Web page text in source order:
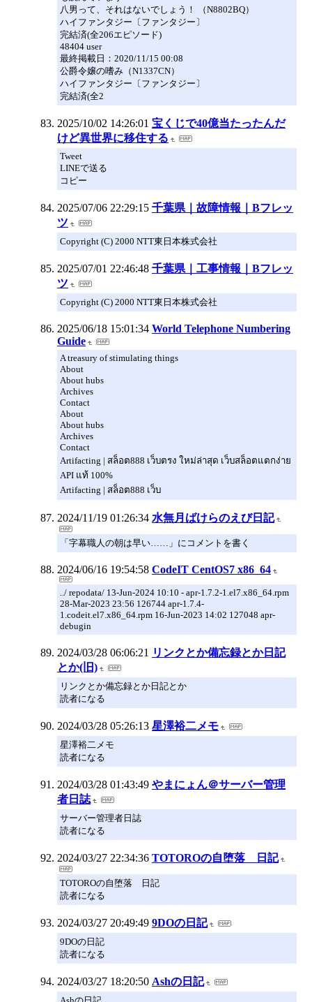
八男って、それはないでしょう！ （N8802BQ）
ハイファンタジー〔ファンタジー〕
完結済(全206エピソード)
48404 user
最終掲載日：2020/11/15 00:08
公爵令嬢の嗜み（N1337CN）
ハイファンタジー〔ファンタジー〕
完結済(全2
2025/10/02 14:26:01 宝くじで40億当たったんだ
けど異世界に移住する
Tweet
LINEで送る
コピー
2025/07/06 22:29:15 千葉県｜故障情報｜Bフレッ
ツ
Copyright (C) 2000 NTT東日本株式会社
2025/07/01 22:46:48 千葉県｜工事情報｜Bフレッ
ツ
Copyright (C) 2000 NTT東日本株式会社
2025/06/18 15:01:34 World Telephone Numbering
Guide
A treasury of stimulating things
About
About hubs
Archives
Contact
About
About hubs
Archives
Contact
Artifacting | สล็อต888 เว็บตรง ใหม่ล่าสุด เว็บสล็อตแตกง่าย
API แท้ 100%
Artifacting | สล็อต888 เว็บ
2024/11/19 01:26:34 水無月ばけらのえび日記
「字幕職人の朝は早い……」にコメントを書く
2024/06/16 19:54:58 CodeIT CentOS7 x86_64
../ repodata/ 13-Jun-2024 10:10 - apr-1.7.2-1.el7.x86_64.rpm
28-Mar-2023 23:56 126744 apr-1.7.4-
1.codeit.el7.x86_64.rpm 16-Jun-2023 14:02 127048 apr-
debugin
2024/03/28 06:06:21 リンクとか備忘録とか日記
とか(旧)
リンクとか備忘録とか日記とか
読者になる
2024/03/28 05:26:13 星澤裕二メモ
星澤裕二メモ
読者になる
2024/03/28 01:43:49 やまにょん＠サーバー管理
者日誌
サーバー管理者日誌
読者になる
2024/03/27 22:34:36 TOTOROの自堕落 日記
TOTOROの自堕落 日記
読者になる
2024/03/27 20:49:49 9DOの日記
9DOの日記
読者になる
2024/03/27 18:20:50 Ashの日記